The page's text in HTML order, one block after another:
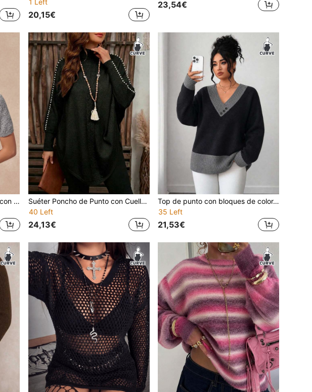
1 Left
20,15€
23,54€
Top de punto de manga corta con cuello anudado de color liso para mujer, top de punto versátil con cuello anudado y abotonadura sencilla, elegante para primavera/verano
Suéter Poncho de Punto con Cuello Alto y Cuentas de Perlas, Manga Murciélago Holgada, Bajo Asimétrico, Top Casual Diario de unicolor Negro, Talla Grande
40 Left
24,13€
Top de punto con bloques de color, cuello en V y decoración de botones para mujer de talla grande, suéter versátil para primavera y otoño, casual diario, negro otoño
35 Left
21,53€